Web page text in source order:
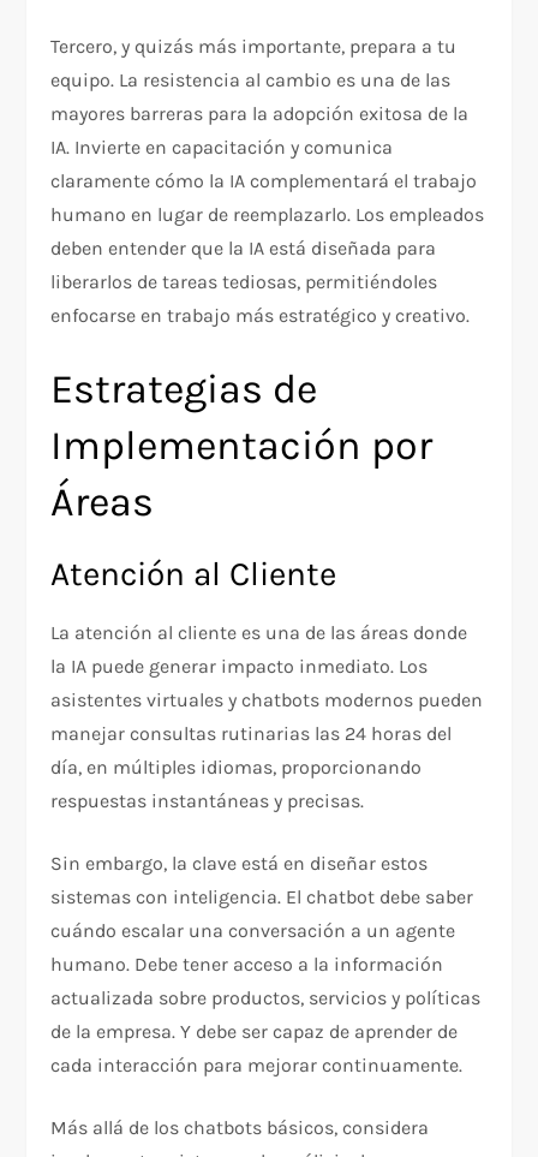
Tercero, y quizás más importante, prepara a tu
equipo. La resistencia al cambio es una de las
mayores barreras para la adopción exitosa de la
IA. Invierte en capacitación y comunica
claramente cómo la IA complementará el trabajo
humano en lugar de reemplazarlo. Los empleados
deben entender que la IA está diseñada para
liberarlos de tareas tediosas, permitiéndoles
enfocarse en trabajo más estratégico y creativo.
Estrategias de
Implementación por
Áreas
Atención al Cliente
La atención al cliente es una de las áreas donde
la IA puede generar impacto inmediato. Los
asistentes virtuales y chatbots modernos pueden
manejar consultas rutinarias las 24 horas del
día, en múltiples idiomas, proporcionando
respuestas instantáneas y precisas.
Sin embargo, la clave está en diseñar estos
sistemas con inteligencia. El chatbot debe saber
cuándo escalar una conversación a un agente
humano. Debe tener acceso a la información
actualizada sobre productos, servicios y políticas
de la empresa. Y debe ser capaz de aprender de
cada interacción para mejorar continuamente.
Más allá de los chatbots básicos, considera